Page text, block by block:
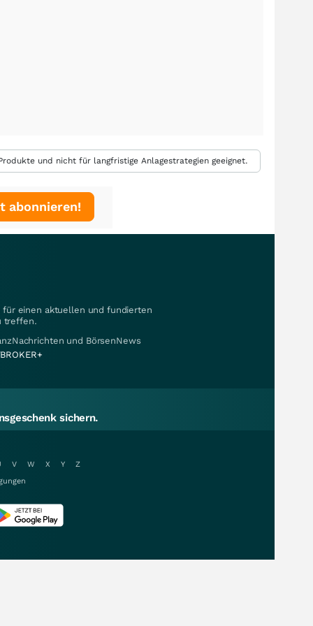
und nicht für langfristige Anlagestrategien geeignet.
abonnieren!
für einen aktuellen und fundierten
treffen.
und BörsenNews
sichern.
V W X Y
Z